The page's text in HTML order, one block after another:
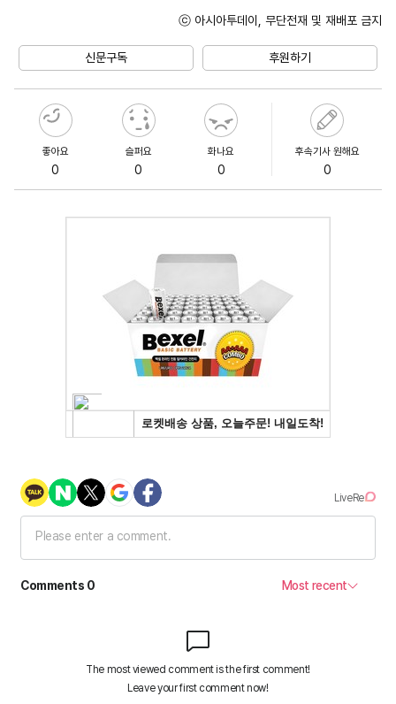
ⓒ 아시아투데이, 무단전재 및 재배포 금지
신문구독 후원하기
좋아요
0
슬퍼요
0
화나요
0
후속기사 원해요
0